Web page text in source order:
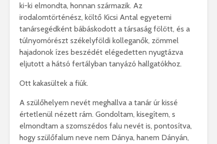
ki-ki elmondta, honnan származik. Az
irodalomtörténész, költő Kicsi Antal egyetemi
tanársegédként bábáskodott a társaság fölött, és a
túlnyomórészt székelyföldi kolleganők, zömmel
hajadonok ízes beszédét elégedetten nyugtázva
eljutott a hátsó fertályban tanyázó hallgatókhoz.
Ott kakasültek a fiúk.
A szülőhelyem nevét meghallva a tanár úr kissé
értetlenül nézett rám. Gondoltam, kisegítem, s
elmondtam a szomszédos falu nevét is, pontosítva,
hogy szülőfalum neve nem Dánya, hanem Dányán,